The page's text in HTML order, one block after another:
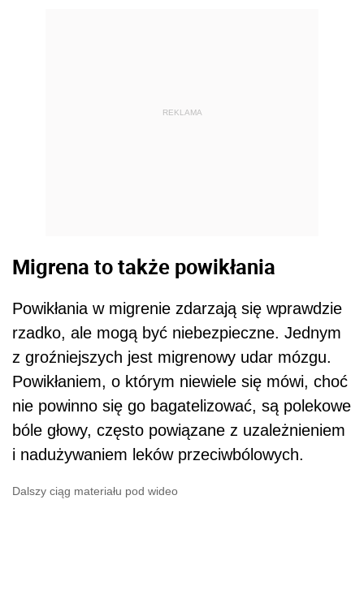
REKLAMA
Migrena to także powikłania
Powikłania w migrenie zdarzają się wprawdzie
rzadko, ale mogą być niebezpieczne. Jednym
z groźniejszych jest migrenowy udar mózgu.
Powikłaniem, o którym niewiele się mówi, choć
nie powinno się go bagatelizować, są polekowe
bóle głowy, często powiązane z uzależnieniem
i nadużywaniem leków przeciwbólowych.
Dalszy ciąg materiału pod wideo